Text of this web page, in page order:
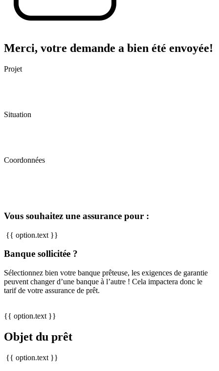
Merci, votre demande a bien été envoyée!
Projet
Situation
Coordonnées
Vous souhaitez une assurance pour :
{{ option.text }}
Banque sollicitée ?
Sélectionnez bien votre banque prêteuse, les exigences de garantie
peuvent changer d’une banque à l’autre ! Cela impactera donc le
tarif de votre assurance de prêt.
{{ option.text }}
Objet du prêt
{{ option.text }}